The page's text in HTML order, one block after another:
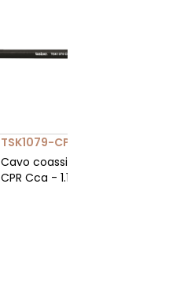
TSK1079-CPR-CCA
Cavo coassiale 12G-SDI 75 Ohm
CPR Cca - 1.13/4.80/6.80 mm